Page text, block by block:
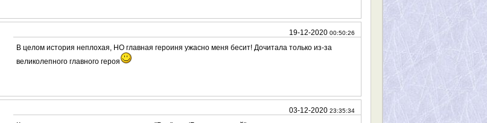
19-12-2020 00:50:26
В целом история неплохая, НО главная героиня ужасно меня бесит! Дочитала только из-за
великолепного главного героя
03-12-2020 23:35:34